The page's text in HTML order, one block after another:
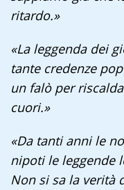
ritardo.»
«La leggenda dei
tante credenze
un falò per
cuori.»
«Da tanti anni le
nipoti le leggende
Non si sa la verità